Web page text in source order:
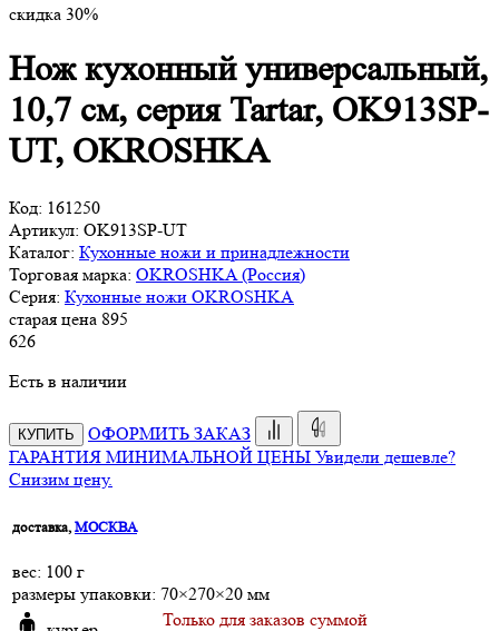
скидка 30%
Нож кухонный универсальный,
10,7 см, серия Tartar, OK913SP-
UT, OKROSHKA
Код: 161250
Артикул: OK913SP-UT
Каталог: Кухонные ножи и принадлежности
Торговая марка: OKROSHKA (Россия)
Серия: Кухонные ножи OKROSHKA
старая цена 895
626
Есть в наличии
КУПИТЬ
ОФОРМИТЬ ЗАКАЗ
ГАРАНТИЯ МИНИМАЛЬНОЙ ЦЕНЫ Увидели дешевле?
Снизим цену.
доставка, МОСКВА
веc: 100 г
размеры упаковки: 70×270×20 мм
Только для заказов суммой